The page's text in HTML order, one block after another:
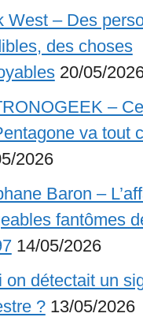
West – Des
des choses
20/05/
–
va tout
2026
Baron –
fantômes
14/05/2026
on détectait un
? 13/05/2026